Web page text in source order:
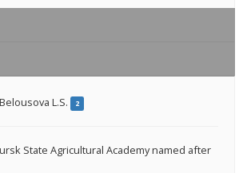
Belousova L.S. 2
State Agricultural Academy named after